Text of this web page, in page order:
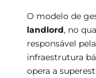
O modelo de
landlord, no
responsável
infraestrutura
opera a